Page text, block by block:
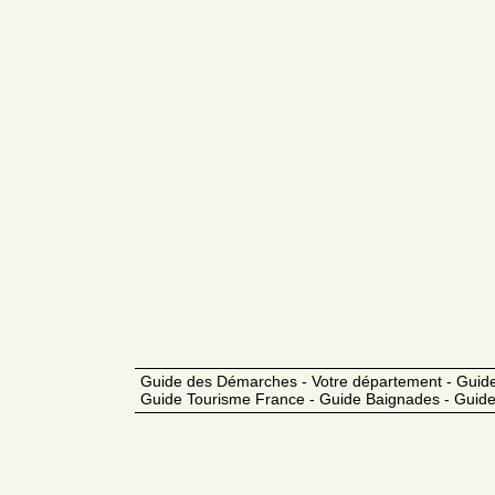
Guide des Démarches - Votre département -
Guide Tourisme France - Guide Baignades -